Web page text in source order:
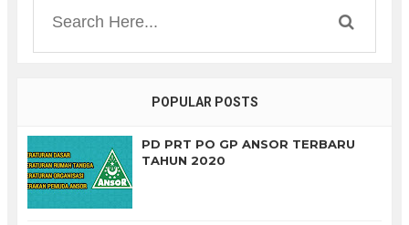
POPULAR POSTS
PD PRT PO GP ANSOR TERBARU
TAHUN 2020